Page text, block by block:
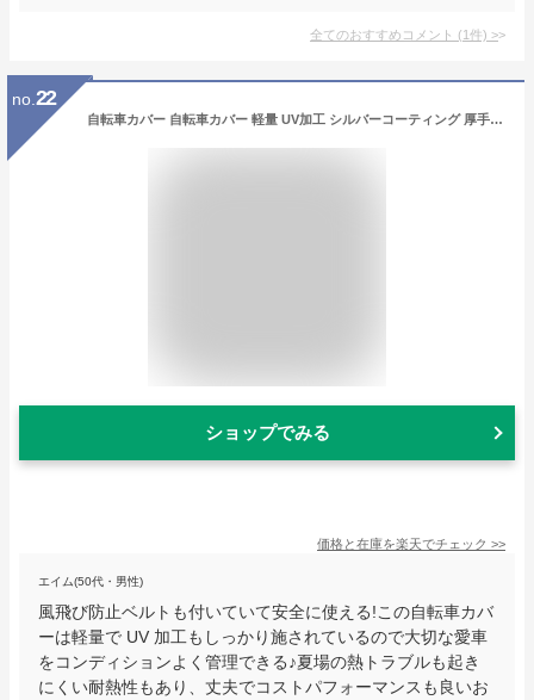
全てのおすすめコメント (1件) >
no. 22
自転車カバー 自転車カバー 軽量 UV加工 シルバーコーティング 厚手オックス210D 風飛び防止ベルト 飛ばない 丈夫 ロックホール 収納袋付き 防犯 防水 防雪 撥水 耐熱 丈夫 サイクルカバー 簡単 29インチ 防塵
ショップでみる
価格と在庫を楽天でチェック >>
エイム(50代・男性)
風飛び防止ベルトも付いていて安全に使える!この自転車カバ
ーは軽量で UV 加工もしっかり施されているので大切な愛車
をコンディションよく管理できる♪夏場の熱トラブルも起き
にくい耐熱性もあり、丈夫でコストパフォーマンスも良いお